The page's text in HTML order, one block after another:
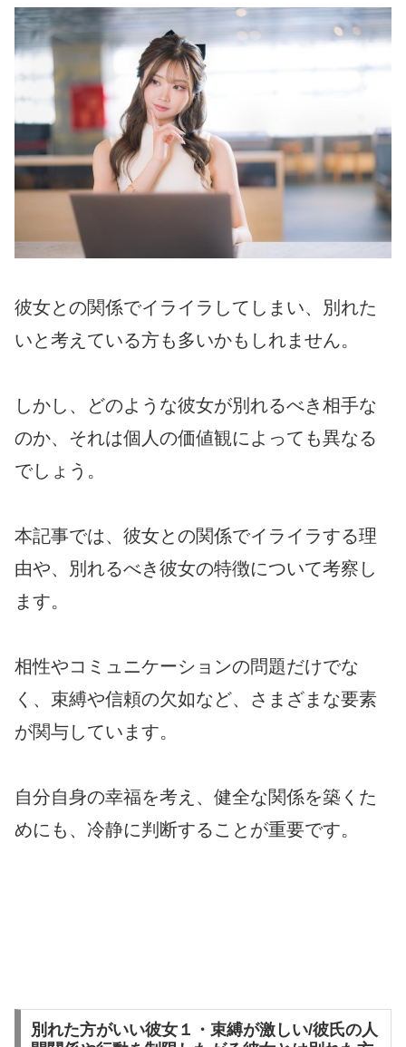
彼女との関係でイライラしてしまい、別れた
いと考えている方も多いかもしれません。
しかし、どのような彼女が別れるべき相手な
のか、それは個人の価値観によっても異なる
でしょう。
本記事では、彼女との関係でイライラする理
由や、別れるべき彼女の特徴について考察し
ます。
相性やコミュニケーションの問題だけでな
く、束縛や信頼の欠如など、さまざまな要素
が関与しています。
自分自身の幸福を考え、健全な関係を築くた
めにも、冷静に判断することが重要です。
別れた方がいい彼女１・束縛が激しい/彼氏の人